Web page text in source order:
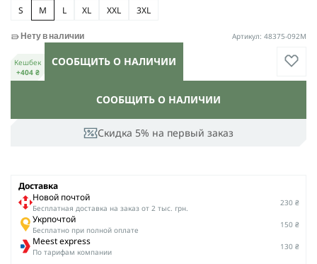
S M L XL XXL 3XL
Скидка 5% на первый заказ
СООБЩИТЬ О НАЛИЧИИ
Нету в наличии Артикул: 48375-092M
Кешбек
+404 ₴
СООБЩИТЬ О НАЛИЧИИ
Доставка
Новой почтой
Беcплатная доставка на заказ от 2 тыс. грн.
230 ₴
Укрпочтой
Бесплатно при полной оплате
150 ₴
Meest express
По тарифам компании
130 ₴